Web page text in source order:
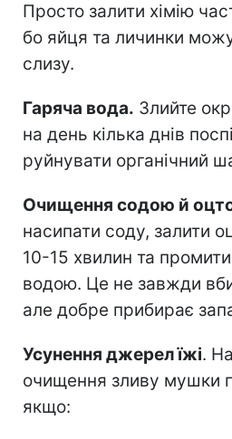
Просто залити хімію
бо яйця та личинки
слизу.
Гаряча вода. Злийте
на день кілька днів
руйнувати органічний
Очищення содою й
насипати соду, залити
10-15 хвилин та
водою. Це не завжди
але добре прибирає
Усунення джерел їжі.
очищення зливу мушки
якщо: